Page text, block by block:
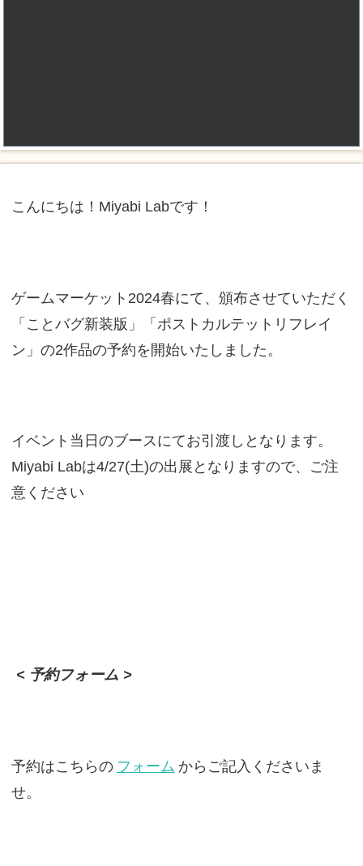
こんにちは！Miyabi Labです！
ゲームマーケット2024春にて、頒布させていただく
「ことバグ新装版」「ポストカルテットリフレイ
ン」の2作品の予約を開始いたしました。
イベント当日のブースにてお引渡しとなります。
Miyabi Labは4/27(土)の出展となりますので、ご注
意ください
< 予約フォーム >
予約はこちらの フォーム からご記入くださいま
せ。